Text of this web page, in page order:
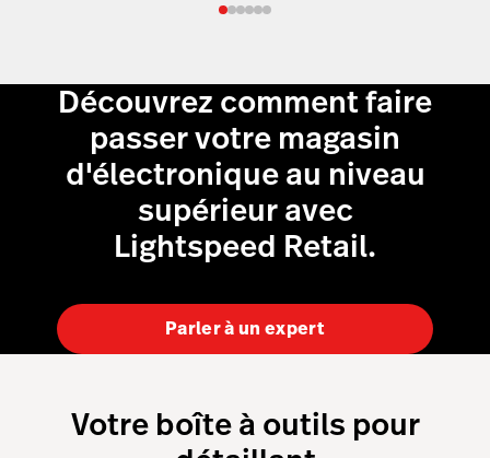
Découvrez comment faire
passer votre magasin
d'électronique au niveau
supérieur avec
Lightspeed Retail.
Parler à un expert
Votre boîte à outils pour